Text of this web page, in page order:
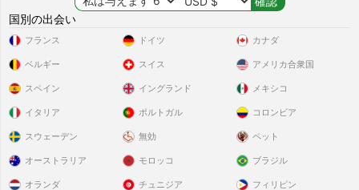
国別の出会い
フランス
ベルギー
スペイン
イタリア
スウェーデン
ドイツ
スイス
イングランド
ポルトガル
無効
カナダ
アメリカ合衆国
メキシコ
コロンビア
ペット
オーストラリア
オランダ
モロッコ
チュニジア
ブラジル
フィリピン